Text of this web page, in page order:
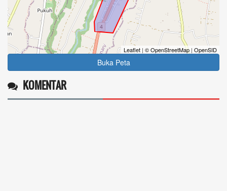
Leaflet | © OpenStreetMap | OpenSID
Buka Peta
KOMENTAR